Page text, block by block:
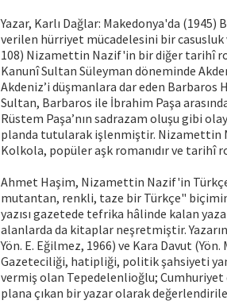
Yazar, Karlı Dağlar: Makedonya'da
verilen hürriyet mücadelesini bir
108) Nizamettin Nazif'in bir diğer tarihî
Kanunî Sultan Süleyman döneminde
Akdeniz’i düşmanlara dar eden Barbaros
Sultan, Barbaros ile İbrahim Paşa
Rüstem Paşa’nın sadrazam oluşu gibi
planda tutularak işlenmiştir. Nizamettin
Kolkola, popüler aşk romanıdır ve tarihî
Ahmet Haşim, Nizamettin Nazif'in
mutantan, renkli, taze bir Türkçe"
yazısı gazetede tefrika hâlinde kalan
alanlarda da kitaplar neşretmiştir.
Yön. E. Eğilmez, 1966) ve Kara Davut
Gazeteciliği, hatipliği, politik şahsiyeti
vermiş olan Tepedelenlioğlu;
plana çıkan bir yazar olarak